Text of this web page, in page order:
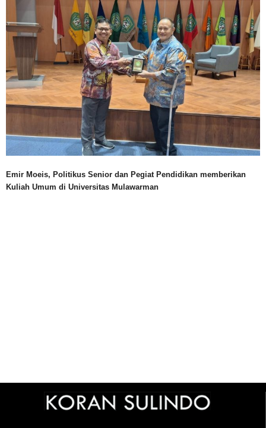
Emir Moeis, Politikus Senior dan Pegiat Pendidikan memberikan
Kuliah Umum di Universitas Mulawarman